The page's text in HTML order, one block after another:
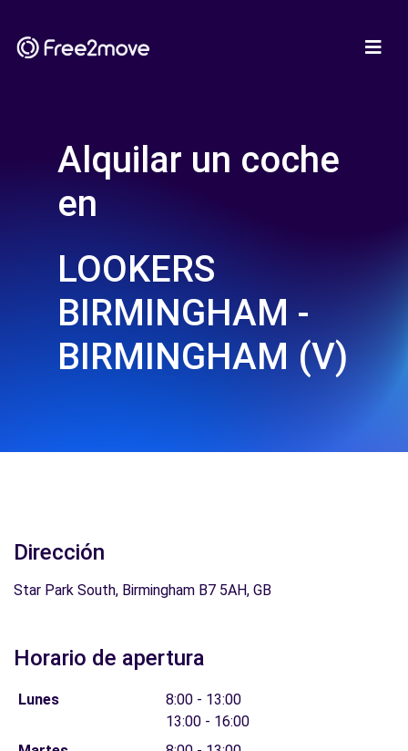
Alquilar un coche
en
LOOKERS
BIRMINGHAM -
BIRMINGHAM (V)
Dirección
Star Park South, Birmingham B7 5AH, GB
Horario de apertura
Lunes
8:00 - 13:00
13:00 - 16:00